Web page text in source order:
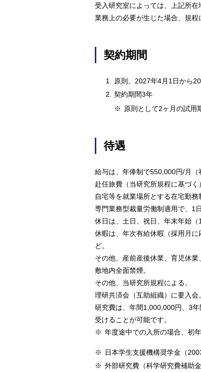
受入研究室によっては、上記所
業務上の必要が生じた場合、規程
契約期間
1.
原則、2027年4月1日から
2.
契約期間3年
※
原則として2ヶ月の試用
待遇
給与は、年俸制で550,000円/月（
赴任旅費（当研究所規程に基づく
自宅等を就業場所とする在宅勤務
専門業務型裁量労働制適用で、1
休日は、土日、祝日、年末年始（
休暇は、年次有給休暇（採用月
ど。
その他、産前産後休業、育児休業
敷地内全面禁煙。
その他、当研究所規程による。
理研共済会（互助組織）に要入会。
研究費は、年間1,000,000円、3
受けることが可能です。
※ 年度途中での入所の場合、初
※
日本学生支援機構奨学金（
※ 外部研究費（科学研究費補助